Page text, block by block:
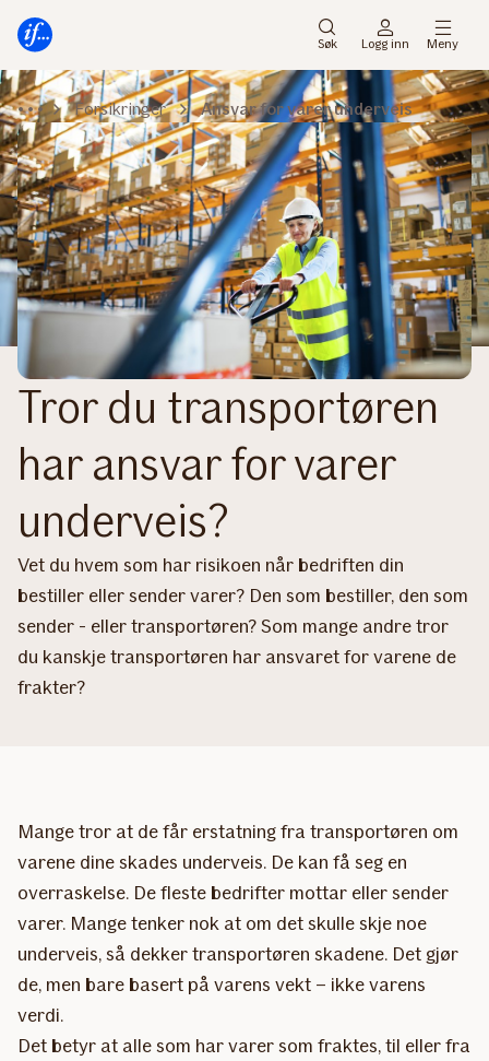
innhold
Søk Logg inn Meny
Forsikringer Ansvar for varer underveis
Tror du transportøren
har ansvar for varer
underveis?
Vet du hvem som har risikoen når bedriften din
bestiller eller sender varer? Den som bestiller, den som
sender - eller transportøren? Som mange andre tror
du kanskje transportøren har ansvaret for varene de
frakter?
Mange tror at de får erstatning fra transportøren om
varene dine skades underveis. De kan få seg en
overraskelse. De fleste bedrifter mottar eller sender
varer. Mange tenker nok at om det skulle skje noe
underveis, så dekker transportøren skadene. Det gjør
de, men bare basert på varens vekt – ikke varens
verdi.
Det betyr at alle som har varer som fraktes, til eller fra